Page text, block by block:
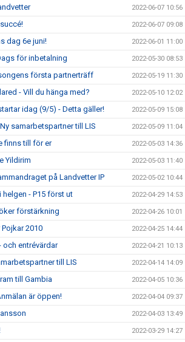
2022-06-07 10:56
2022-06-07 09:08
dag 6e juni! 2022-06-01 11:00
för inbetalning 2022-05-30 08:53
första partnerträff 2022-05-19 11:30
- Vill du hänga med? 2022-05-10 12:02
idag (9/5) - Detta gäller! 2022-05-09 15:08
samarbetspartner till LIS 2022-05-09 11:04
finns till för er 2022-05-03 14:36
Yildirim 2022-05-03 11:40
på Landvetter IP 2022-05-02 10:44
helgen - P15 först ut 2022-04-29 14:53
förstärkning 2022-04-26 10:01
2010 2022-04-25 14:44
och entrévärdar 2022-04-21 10:13
till LIS 2022-04-14 14:09
till Gambia 2022-04-05 10:36
är öppen! 2022-04-04 09:37
2022-04-03 13:49
2022-03-29 14:27